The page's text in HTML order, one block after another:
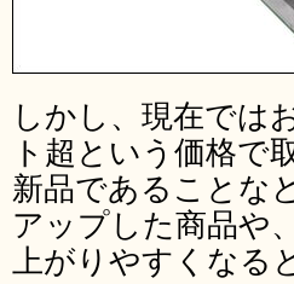
しかし、現在では
ト超という価格で
新品であることな
アップした商品や
上がりやすくなる